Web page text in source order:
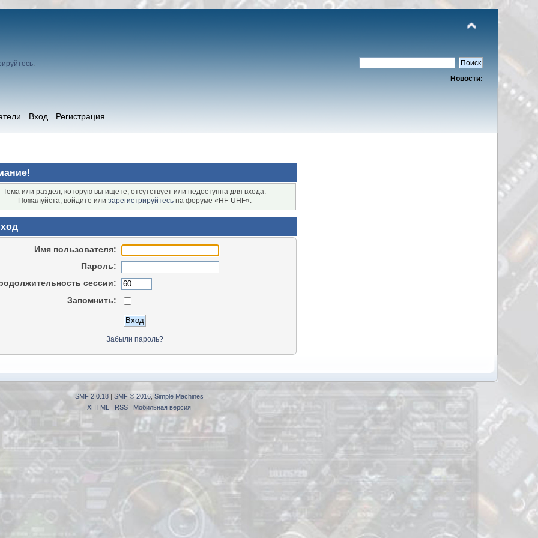
.
Новости:
Вход Регистрация
Тема или раздел, которую вы ищете, отсутствует или недоступна для входа.
Пожалуйста, войдите или зарегистрируйтесьна форуме «HF-UHF».
Имя пользователя:
Пароль:
сессии:
Запомнить:
Забыли пароль?
SMF 2.0.18| SMF © 2016, Simple Machines
XHTML
RSS Мобильная версия